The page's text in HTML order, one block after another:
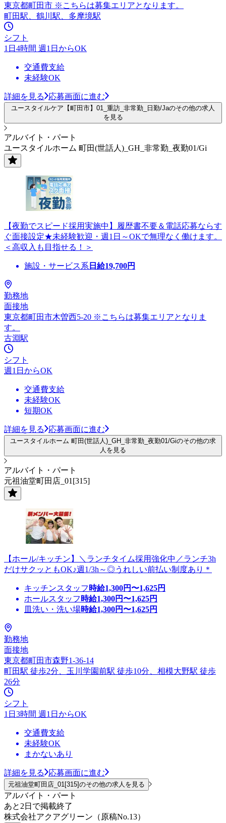
東京都町田市 ※こちらは募集エリアとなります。
町田駅、鶴川駅、多摩境駅
シフト
1日4時間 週1日からOK
交通費支給
未経験OK
詳細を見る 応募画面に進む
ユースタイルケア【町田市】01_重訪_非常勤_日勤/Jaのその他の求人
を見る
アルバイト・パート
ユースタイルホーム 町田(世話人)_GH_非常勤_夜勤01/Gi
【夜勤でスピード採用実施中】履歴書不要＆電話応募ならす
ぐ面接設定★未経験歓迎・週1日～OKで無理なく働けます。
＜高収入も目指せる！＞
施設・サービス系 日給19,700円
勤務地
面接地
東京都町田市木曽西5-20 ※こちらは募集エリアとなりま
す。
古淵駅
シフト
週1日からOK
交通費支給
未経験OK
短期OK
詳細を見る 応募画面に進む
ユースタイルホーム 町田(世話人)_GH_非常勤_夜勤01/Giのその他の求
人を見る
アルバイト・パート
元祖油堂町田店_01[315]
【ホール/キッチン】＼ランチタイム採用強化中／ランチ3h
だけサクッともOK♪週1/3h～◎うれしい前払い制度あり＊
キッチンスタッフ 時給1,300円〜1,625円
ホールスタッフ 時給1,300円〜1,625円
皿洗い・洗い場時給1,300円〜1,625円
勤務地
面接地
東京都町田市森野1-36-14
町田駅 徒歩2分、玉川学園前駅 徒歩10分、相模大野駅 徒歩
26分
シフト
1日3時間 週1日からOK
交通費支給
未経験OK
まかないあり
詳細を見る 応募画面に進む
元祖油堂町田店_01[315]のその他の求人を見る
アルバイト・パート
あと2日で掲載終了
株式会社アクアグリーン（原稿No.13）